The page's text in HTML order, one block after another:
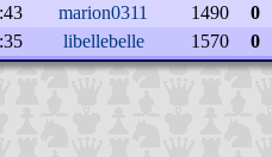
marion0311 1490
0
libellebelle 1570 0